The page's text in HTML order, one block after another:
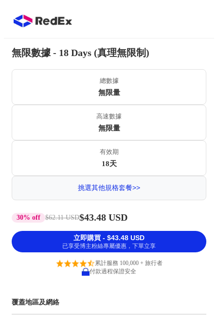
無限數據 - 18 Days (真理無限制)
總數據
無限量
高速數據
無限量
有效期
18天
挑選其他規格套餐>>
30% off $62.11 USD$43.48 USD
立即購買 - $43.48 USD
已享受博主粉絲專屬優惠，下單立享
累計服務 100,000 + 旅行者
付款過程保證安全
覆蓋地區及網絡